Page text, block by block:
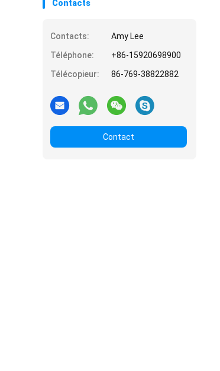
Contacts
Contacts:
Amy Lee
Téléphone:
+86-15920698900
Télécopieur:
86-769-38822882
Contact